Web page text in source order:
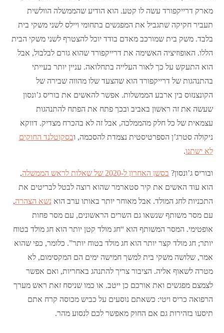
מארק דרייקפורד עשה לו קטע. הוא הודיע שהממשלה הוולשית
תעביר חקיקה שתגביל את המפגשים בתחומי ויילס לשני משקי בית
בלבד. משק בית שמורכב מאדם בודד יוכל להצטרף לשני משקי הבית
הללו. האופוזיציה האשימה את דרייקפורד שהוא גורם לבלבול, אבל
הוא התעקש על כך לאור העלייה בתחלואה. עניין יותר בעייתי
בהתנהגות של דרייקפורד הוא שהצעד שלו מהווה שבירה של
הקונצנזוס בין ארבע הממשלות. אפשר להאשים את בוריס ג’ונסון
שעשה את זה ראשון באביב ובכך פתח את הפתח להתנהגות
עצמאית של כל חלק מהממלכה, אבל זה לא בהכרח מצדיק. דווקא
ניקולה סטרג’ן הספרטיסטית נצמדת להסכמה, ובסקוטלנד החוקים
לא ישתנו.
ובוריס ג’ונסון? בסשן האחרון ל-2020 של שאלות לראש הממשלה
,
הוא עוד האשים את קיר סטארמר שהוא רוצה לבטל לבריטים את
התכניות לחג המולד. אבל מאוחר יותר באותו ערב הוא נשא הצהרה,
עם מסר משותף שנשאו גם השרים הראשונים, עם מסר פחות
אופטימי. המסר המשותף הוא “חג מולד קטן יותר הוא חג מולד בטוח
יותר; חג מולד קצר יותר הוא חג מולד בטוח יותר”. כלומר, כפי שהוא
אמר, שלושה משקי בית למשך חמישה ימים הם המקסימום, לא
מטרה לשאוף אליה. הציבור צריך להתנהג באחריות, ואם אפשר
לצמצם מפגשים ואת אורכם כן ייטב. או כמו שניסח זאת ראש מערך
הרפואה כריס ויטי: כשאתם נוסעים על כביש מכוסה קרח אתם
תיסעו בזהירות גם אם החוק מאפשר לכם לנסוע מהר.